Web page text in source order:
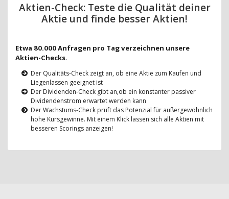
Aktien-Check: Teste die Qualität deiner
Aktie und finde besser Aktien!
Etwa 80.000 Anfragen pro Tag verzeichnen unsere
Aktien-Checks.
Der Qualitäts-Check zeigt an, ob eine Aktie zum Kaufen und
Liegenlassen geeignet ist
Der Dividenden-Check gibt an,ob ein konstanter passiver
Dividendenstrom erwartet werden kann
Der Wachstums-Check prüft das Potenzial für außergewöhnlich
hohe Kursgewinne. Mit einem Klick lassen sich alle Aktien mit
besseren Scorings anzeigen!